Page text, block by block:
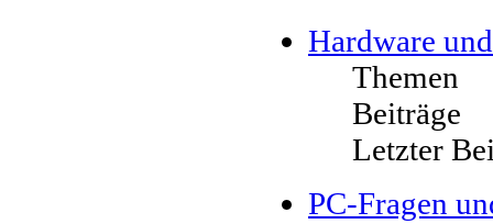
Hardware
Themen
Beiträge
Letzter
PC-Fragen